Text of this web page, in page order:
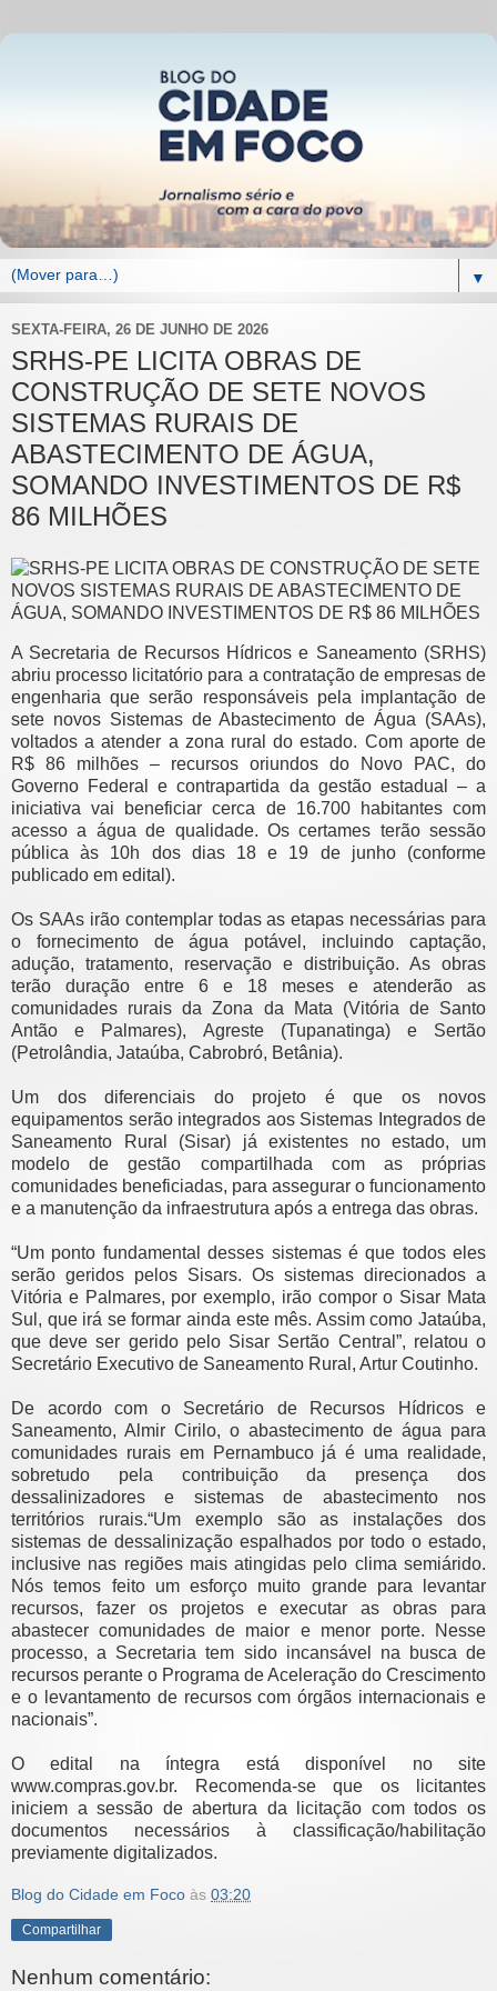
▼
SEXTA-FEIRA, 26 DE JUNHO DE 2026
SRHS-PE LICITA OBRAS DE
CONSTRUÇÃO DE SETE NOVOS
SISTEMAS RURAIS DE
ABASTECIMENTO DE ÁGUA,
SOMANDO INVESTIMENTOS DE R$
86 MILHÕES
A Secretaria de Recursos Hídricos e Saneamento (SRHS)
abriu processo licitatório para a contratação de empresas de
engenharia que serão responsáveis pela implantação de
sete novos Sistemas de Abastecimento de Água (SAAs),
voltados a atender a zona rural do estado. Com aporte de
R$ 86 milhões – recursos oriundos do Novo PAC, do
Governo Federal e contrapartida da gestão estadual – a
iniciativa vai beneficiar cerca de 16.700 habitantes com
acesso a água de qualidade. Os certames terão sessão
pública às 10h dos dias 18 e 19 de junho (conforme
publicado em edital).
Os SAAs irão contemplar todas as etapas necessárias para
o fornecimento de água potável, incluindo captação,
adução, tratamento, reservação e distribuição. As obras
terão duração entre 6 e 18 meses e atenderão as
comunidades rurais da Zona da Mata (Vitória de Santo
Antão e Palmares), Agreste (Tupanatinga) e Sertão
(Petrolândia, Jataúba, Cabrobró, Betânia).
Um dos diferenciais do projeto é que os novos
equipamentos serão integrados aos Sistemas Integrados de
Saneamento Rural (Sisar) já existentes no estado, um
modelo de gestão compartilhada com as próprias
comunidades beneficiadas, para assegurar o funcionamento
e a manutenção da infraestrutura após a entrega das obras.
“Um ponto fundamental desses sistemas é que todos eles
serão geridos pelos Sisars. Os sistemas direcionados a
Vitória e Palmares, por exemplo, irão compor o Sisar Mata
Sul, que irá se formar ainda este mês. Assim como Jataúba,
que deve ser gerido pelo Sisar Sertão Central”, relatou o
Secretário Executivo de Saneamento Rural, Artur Coutinho.
De acordo com o Secretário de Recursos Hídricos e
Saneamento, Almir Cirilo, o abastecimento de água para
comunidades rurais em Pernambuco já é uma realidade,
sobretudo pela contribuição da presença dos
dessalinizadores e sistemas de abastecimento nos
territórios rurais.“Um exemplo são as instalações dos
sistemas de dessalinização espalhados por todo o estado,
inclusive nas regiões mais atingidas pelo clima semiárido.
Nós temos feito um esforço muito grande para levantar
recursos, fazer os projetos e executar as obras para
abastecer comunidades de maior e menor porte. Nesse
processo, a Secretaria tem sido incansável na busca de
recursos perante o Programa de Aceleração do Crescimento
e o levantamento de recursos com órgãos internacionais e
nacionais”.
O edital na íntegra está disponível no site
www.compras.gov.br. Recomenda-se que os licitantes
iniciem a sessão de abertura da licitação com todos os
documentos necessários à classificação/habilitação
previamente digitalizados.
Blog do Cidade em Foco às 03:20
Compartilhar
Nenhum comentário: